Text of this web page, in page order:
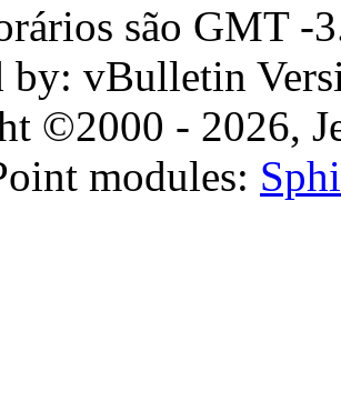
são GMT -
by: vBulletin
©2000 - 2026,
modules: